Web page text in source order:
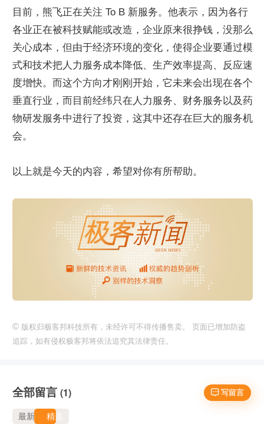
目前，熊飞正在关注 To B 新服务。他表示，因为各行
各业正在被科技赋能或改造，企业原来很挣钱，没那么
关心成本，但由于经济环境的变化，使得企业要通过模
式和技术把人力服务成本降低、生产效率提高、反应速
度增快。而这个方向才刚刚开始，它未来会出现在各个
垂直行业，而目前经纬只在人力服务、财务服务以及药
物研发服务中进行了投资，这其中还存在巨大的服务机
会。
以上就是今天的内容，希望对你有所帮助。
© 版权归极客邦科技所有，未经许可不得传播售卖。 页面已增加防盗
追踪，如有侵权极客邦将依法追究其法律责任。
 写留言
全部留言 (1)
最新 精选